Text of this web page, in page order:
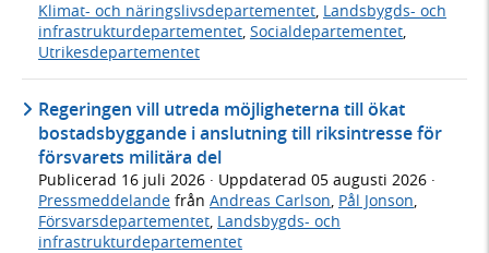
Klimat- och näringslivsdepartementet, Landsbygds- och
infrastrukturdepartementet, Socialdepartementet,
Utrikesdepartementet
Regeringen vill utreda möjligheterna till ökat
bostadsbyggande i anslutning till riksintresse för
försvarets militära del
Publicerad 16 juli 2026 · Uppdaterad 05 augusti 2026 ·
Pressmeddelande från Andreas Carlson Pål Jonson
Försvarsdepartementet Landsbygds- och
infrastrukturdepartementet